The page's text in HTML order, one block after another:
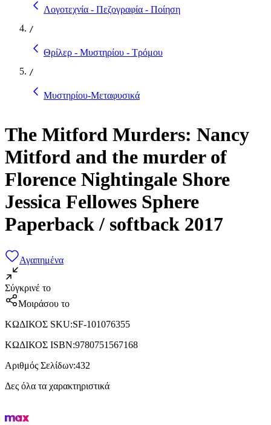
Λογοτεχνία - Πεζογραφία - Ποίηση
/
Θρίλερ - Μυστηρίου - Τρόμου
/
Μυστηρίου-Μεταφυσικά
The Mitford Murders: Nancy
Mitford and the murder of
Florence Nightingale Shore
Jessica Fellowes Sphere
Paperback / softback 2017
Αγαπημένα
Σύγκρινέ το
Μοιράσου το
ΚΩΔΙΚΟΣ SKU:SF-101076355
ΚΩΔΙΚΟΣ ISBN:9780751567168
Αριθμός Σελίδων:432
Δες όλα τα χαρακτηριστικά